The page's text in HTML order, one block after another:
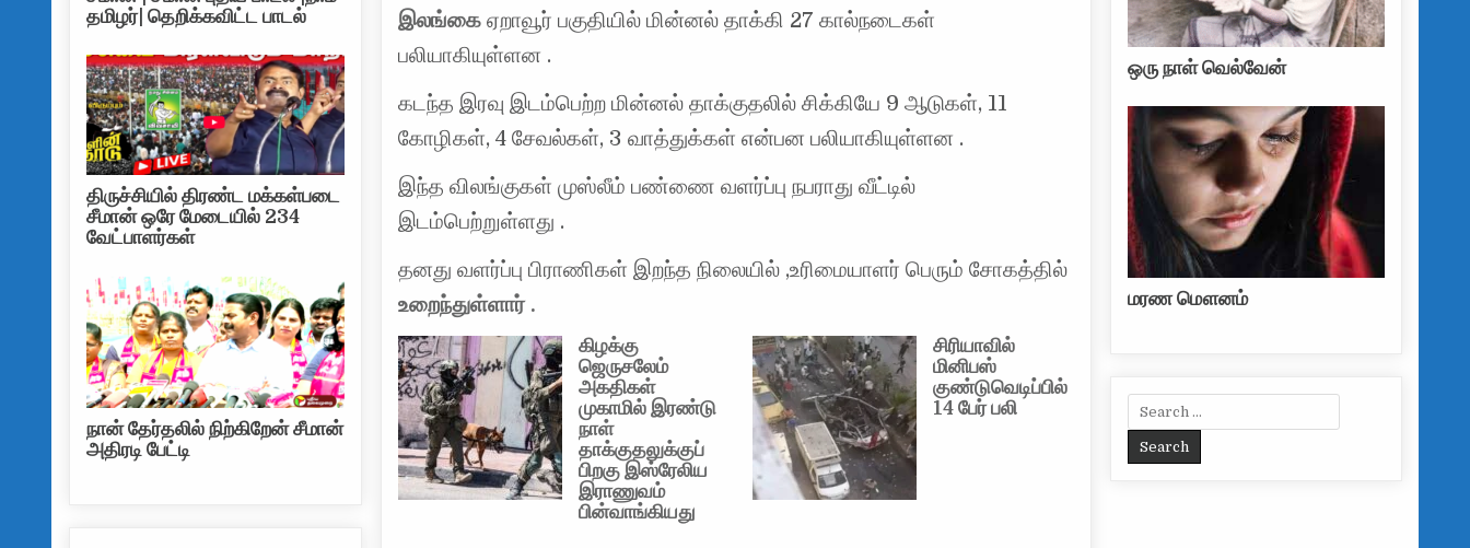
இலங்கைஏறாவூர் பகுதியில் மின்னல் தாக்கி 27 கால்நடைகள்
பலியாகியுள்ளன .
கடந்த இரவு இடம்பெற்ற மின்னல் தாக்குதலில் சிக்கியே 9 ஆடுகள், 11
கோழிகள், 4 சேவல்கள், 3 வாத்துக்கள் என்பன பலியாகியுள்ளன .
இந்த விலங்குகள் முஸ்லீம் பண்ணை வளர்ப்பு நபராது வீட்டில்
இடம்பெற்றுள்ளது .
தனது வளர்ப்பு பிராணிகள் இறந்த நிலையில் ,உரிமையாளர் பெரும் சோகத்தில்
உறைந்துள்ளார் .
கிழக்கு
ஜெருசலேம்
அகதிகள்
முகாமில் இரண்டு
நாள்
தாக்குதலுக்குப்
பிறகு இஸ்ரேலிய
இராணுவம்
பின்வாங்கியது
சிரியாவில்
மினிபஸ்
குண்டுவெடிப்பில்
14 பேர் பலி
தமிழர்| தெறிக்கவிட்ட பாடல்
திருச்சியில் திரண்ட மக்கள்படை
சீமான் ஒரே மேடையில் 234
வேட்பாளர்கள்
நான் தேர்தலில் நிற்கிறேன் சீமான்
அதிரடி பேட்டி
ஒரு நாள் வெல்வேன்
மரண மௌனம்
Search for: